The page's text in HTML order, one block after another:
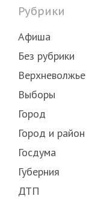
Рубрики
Афиша
Без рубрики
Верхневолжье
Выборы
Город
Город и район
Госдума
Губерния
ДТП